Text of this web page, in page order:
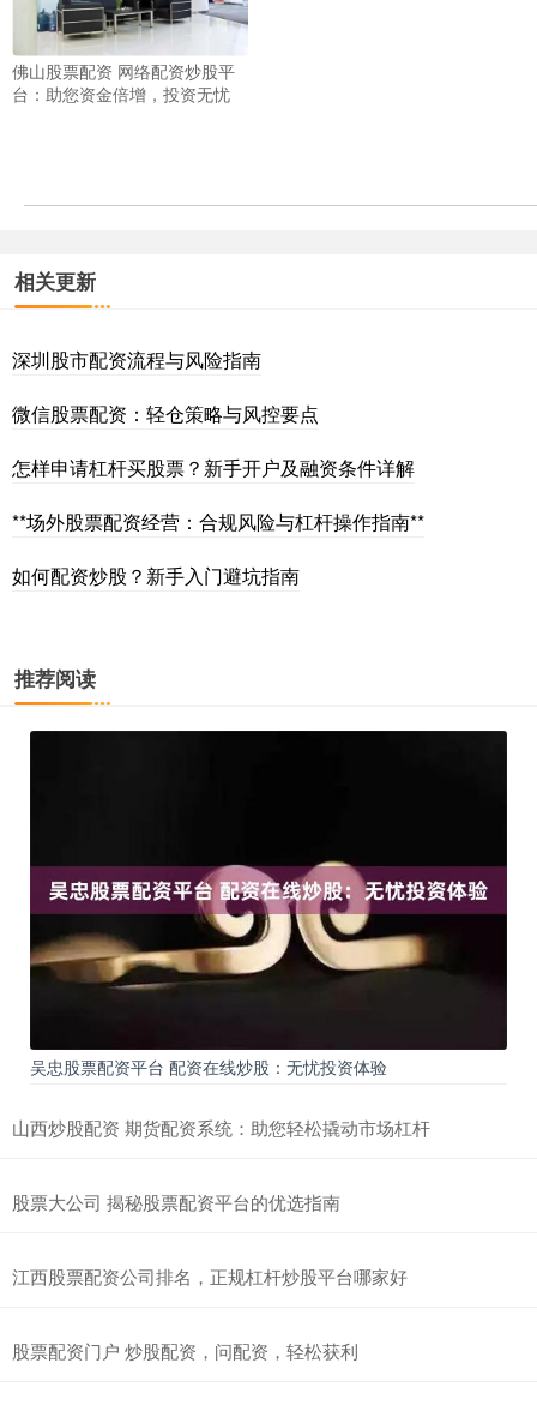
佛山股票配资 网络配资炒股平
台：助您资金倍增，投资无忧
相关更新
深圳股市配资流程与风险指南
微信股票配资：轻仓策略与风控要点
怎样申请杠杆买股票？新手开户及融资条件详解
**场外股票配资经营：合规风险与杠杆操作指南**
如何配资炒股？新手入门避坑指南
推荐阅读
吴忠股票配资平台 配资在线炒股：无忧投资体验
山西炒股配资 期货配资系统：助您轻松撬动市场杠杆
股票大公司 揭秘股票配资平台的优选指南
江西股票配资公司排名，正规杠杆炒股平台哪家好
股票配资门户 炒股配资，问配资，轻松获利